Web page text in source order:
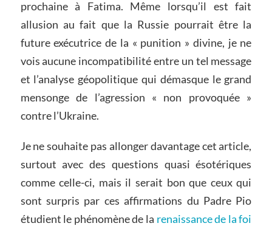
prochaine à Fatima. Même lorsqu’il est fait
allusion au fait que la Russie pourrait être la
future exécutrice de la « punition » divine, je ne
vois aucune incompatibilité entre un tel message
et l’analyse géopolitique qui démasque le grand
mensonge de l’agression « non provoquée »
contre l’Ukraine.
Je ne souhaite pas allonger davantage cet article,
surtout avec des questions quasi ésotériques
comme celle-ci, mais il serait bon que ceux qui
sont surpris par ces affirmations du Padre Pio
étudient le phénomène de la renaissance de la foi